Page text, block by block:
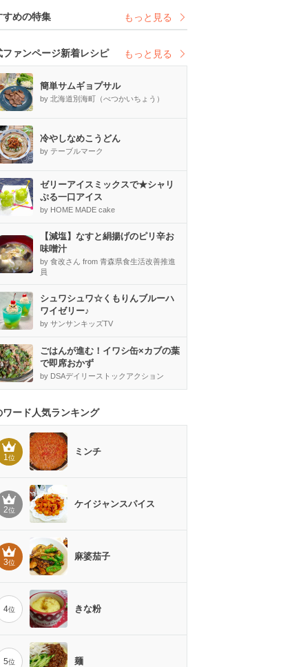
すめの特集 もっと見る
ファンページ新着レシピ もっと見る
簡単サムギョプサル
by 北海道別海町（べつかいちょう）
冷やしなめこうどん
by テーブルマーク
ゼリーアイスミックスで★シャリ
ぷる一口アイス
by HOME MADE cake
【減塩】なすと絹揚げのピリ辛お
味噌汁
by 食改さん from 青森県食生活改善推進
員
シュワシュワ☆くもりんブルーハ
ワイゼリー♪
by サンサンキッズTV
ごはんが進む！イワシ缶×カブの葉
で即席おかず
by DSAデイリーストックアクション
ワード人気ランキング
1位
ミンチ
2位
ケイジャンスパイス
3位
麻婆茄子
4位 きな粉
5位 麺